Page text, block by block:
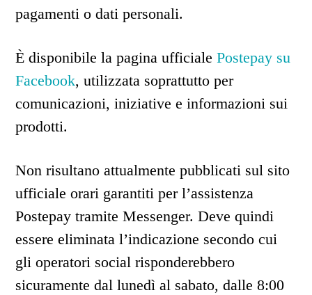
pagamenti o dati personali.
È disponibile la pagina ufficialePostepay su
Facebook, utilizzata soprattutto per
comunicazioni, iniziative e informazioni sui
prodotti.
Non risultano attualmente pubblicati sul sito
ufficiale orari garantiti per l’assistenza
Postepay tramite Messenger. Deve quindi
essere eliminata l’indicazione secondo cui
gli operatori social risponderebbero
sicuramente dal lunedì al sabato, dalle 8:00